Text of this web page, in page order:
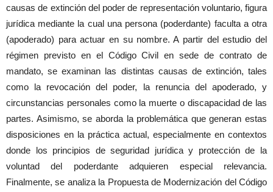
causas de extinción del poder de representación voluntario, figura
jurídica mediante la cual una persona (poderdante) faculta a otra
(apoderado) para actuar en su nombre. A partir del estudio del
régimen previsto en el Código Civil en sede de contrato de
mandato, se examinan las distintas causas de extinción, tales
como la revocación del poder, la renuncia del apoderado, y
circunstancias personales como la muerte o discapacidad de las
partes. Asimismo, se aborda la problemática que generan estas
disposiciones en la práctica actual, especialmente en contextos
donde los principios de seguridad jurídica y protección de la
voluntad del poderdante adquieren especial relevancia.
Finalmente, se analiza la Propuesta de Modernización del Código